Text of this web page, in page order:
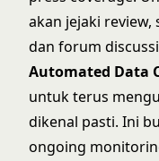
akan jejaki
dan forum
Automated Data
untuk terus
dikenal pasti. Ini
ongoing